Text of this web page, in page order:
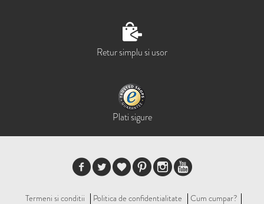
Retur simplu si usor
Plati sigure
Termeni si conditii Politica de confidentialitate Cum cumpar?